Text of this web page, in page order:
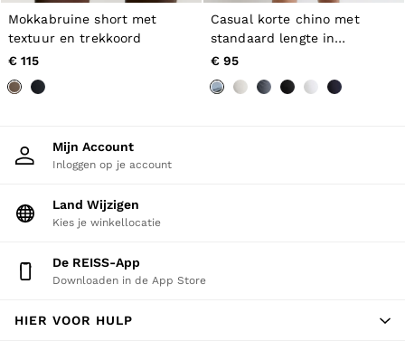
Mokkabruine short met
textuur en trekkoord
€ 115
Casual korte chino met
standaard lengte in
Saliegroen
€ 95
Mijn Account
Inloggen op je account
Land Wijzigen
Kies je winkellocatie
De REISS-App
Downloaden in de App Store
HIER VOOR HULP